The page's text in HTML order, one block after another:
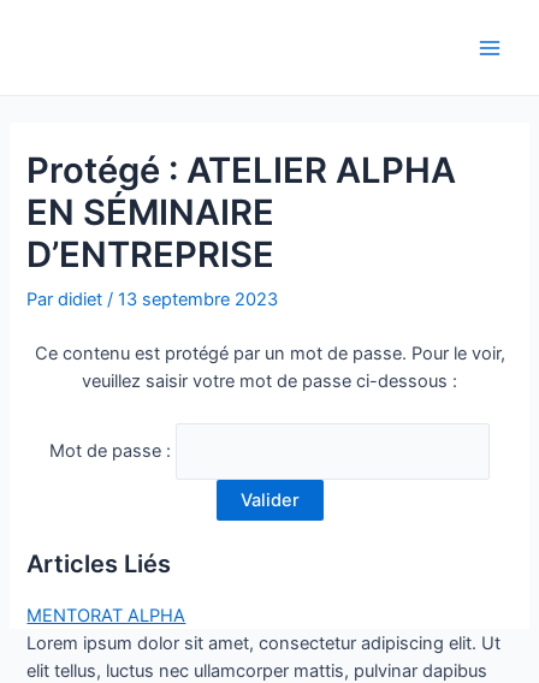
Protégé : ATELIER ALPHA
EN SÉMINAIRE
D’ENTREPRISE
Pardidiet/13 septembre 2023
Ce contenu est protégé par un mot de passe. Pour le voir,
veuillez saisir votre mot de passe ci-dessous :
Mot de passe :
Articles Liés
MENTORAT ALPHA
Lorem ipsum dolor sit amet, consectetur adipiscing elit. Ut
elit tellus, luctus nec ullamcorper mattis, pulvinar dapibus